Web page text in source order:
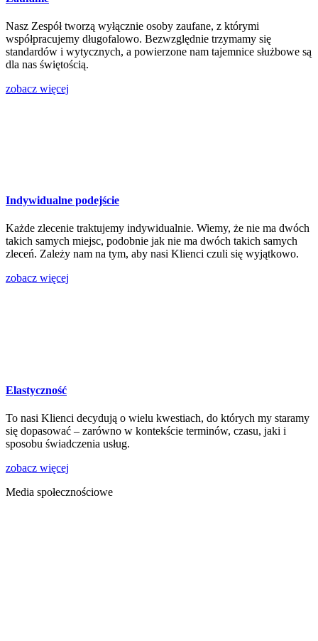
Nasz Zespół tworzą wyłącznie osoby zaufane, z którymi
współpracujemy długofalowo. Bezwzględnie trzymamy się
standardów i wytycznych, a powierzone nam tajemnice służbowe są
dla nas świętością.
zobacz więcej
Indywidualne podejście
Każde zlecenie traktujemy indywidualnie. Wiemy, że nie ma dwóch
takich samych miejsc, podobnie jak nie ma dwóch takich samych
zleceń. Zależy nam na tym, aby nasi Klienci czuli się wyjątkowo.
zobacz więcej
Elastyczność
To nasi Klienci decydują o wielu kwestiach, do których my staramy
się dopasować – zarówno w kontekście terminów, czasu, jaki i
sposobu świadczenia usług.
zobacz więcej
Media społecznościowe